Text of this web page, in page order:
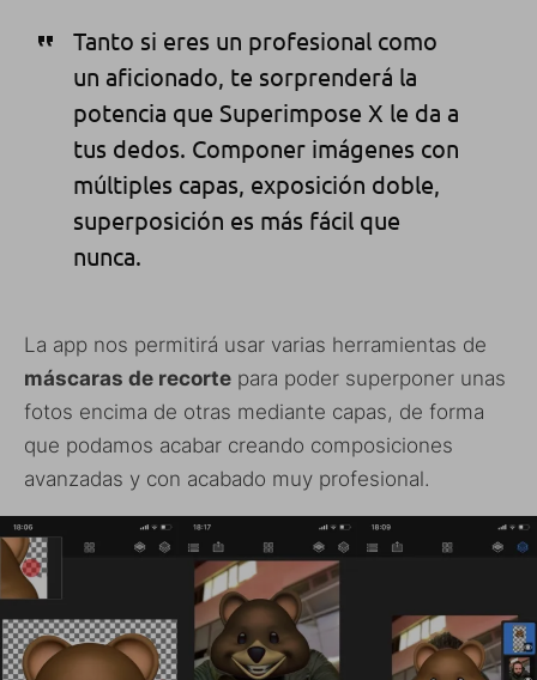
Tanto si eres un profesional como
un aficionado, te sorprenderá la
potencia que Superimpose X le da a
tus dedos. Componer imágenes con
múltiples capas, exposición doble,
superposición es más fácil que
nunca.
La app nos permitirá usar varias herramientas de
máscaras de recorte para poder superponer unas
fotos encima de otras mediante capas, de forma
que podamos acabar creando composiciones
avanzadas y con acabado muy profesional.